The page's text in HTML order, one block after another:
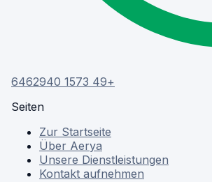
+49 1573 6462940
Seiten
Zur Startseite
Über Aerya
Unsere Dienstleistungen
Kontakt aufnehmen